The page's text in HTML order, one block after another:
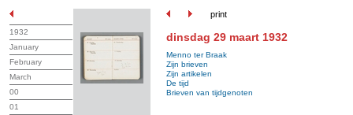
print
1932
January
February
March
00
01
dinsdag 29 maart 1932
Menno ter Braak
Zijn brieven
Zijn artikelen
De tijd
Brieven van tijdgenoten